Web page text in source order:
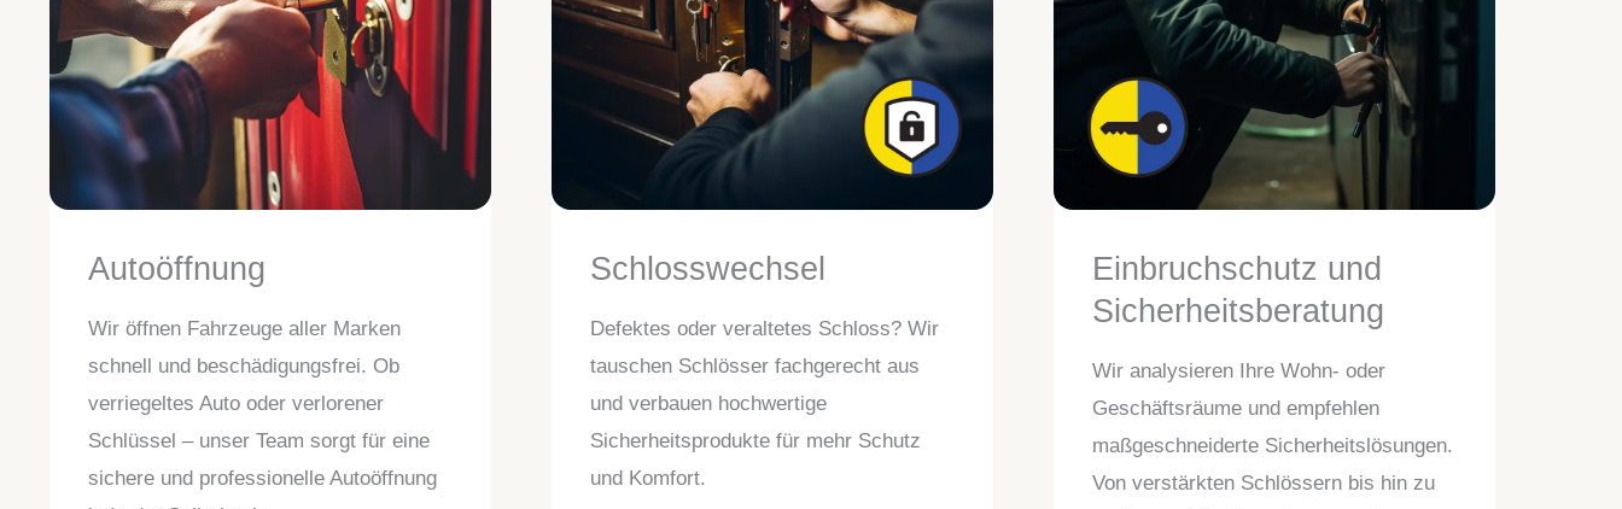
Autoöffnung
Wir öffnen Fahrzeuge aller Marken
schnell und beschädigungsfrei. Ob
verriegeltes Auto oder verlorener
Schlüssel – unser Team sorgt für eine
sichere und professionelle Autoöffnung
Schlosswechsel
Defektes oder veraltetes Schloss? Wir
tauschen Schlösser fachgerecht aus
und verbauen hochwertige
Sicherheitsprodukte für mehr Schutz
und Komfort.
Einbruchschutz und
Sicherheitsberatung
Wir analysieren Ihre Wohn- oder
Geschäftsräume und empfehlen
maßgeschneiderte Sicherheitslösungen.
Von verstärkten Schlössern bis hin zu